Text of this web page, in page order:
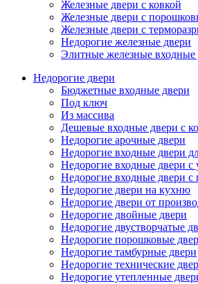
Железные двери с ковкой
Железные двери с
Железные двери с
Недорогие железные двери
Элитные железные входные
Недорогие двери
Бюджетные входные двери
Под ключ
Из массива
Дешевые входные двери с
Недорогие арочные двери
Недорогие входные двери
Недорогие входные двери с
Недорогие входные двери
Недорогие двери на кухню
Недорогие двери от
Недорогие двойные двери
Недорогие двустворчатые
Недорогие порошковые
Недорогие тамбурные двери
Недорогие технические
Недорогие утепленные